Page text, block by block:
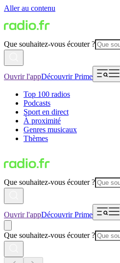
Aller au contenu
Que souhaitez-vous écouter ?
Ouvrir l'appDécouvrir Prime
Top 100 radios
Podcasts
Sport en direct
À proximité
Genres musicaux
Thèmes
Que souhaitez-vous écouter ?
Ouvrir l'appDécouvrir Prime
Que souhaitez-vous écouter ?